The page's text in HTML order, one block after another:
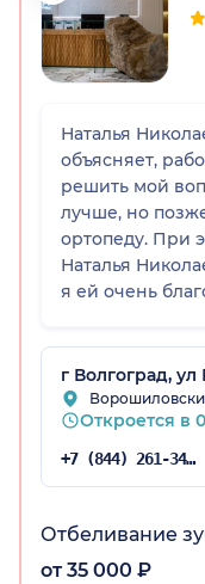
обл.)
Наталья
объясняет,
решить мой
лучше, но
ортопеду. При
Наталья
я ей очень
г Волгоград,
Откроется в
+7 (844) 261-34-28
Отбеливание
от 35 000 ₽